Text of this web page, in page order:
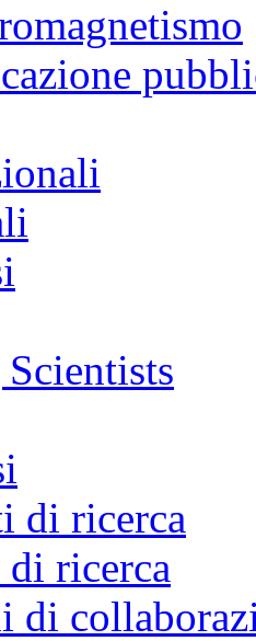
di ricerca
di ricerca
di